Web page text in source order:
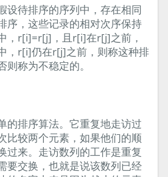
设待排序的序列中，存在相同
序，这些记录的相对次序保持
，r[i]=r[j]，且r[i]在r[j]之前，
，r[i]仍在r[j]之前，则称这种排
称为不稳定的。
的排序算法。它重复地走访过
比较两个元素，如果他们的顺
过来。走访数列的工作是重复
要交换，也就是说该数列已经